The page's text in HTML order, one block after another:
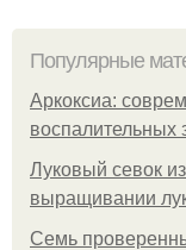
Популярные
Аркоксиа:
воспалительных
Луковый севок
выращивании
Семь